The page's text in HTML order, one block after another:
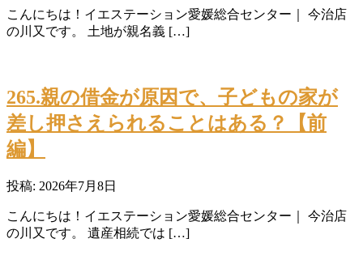
こんにちは！イエステーション愛媛総合センター｜ 今治店
の川又です。 土地が親名義 […]
265.親の借金が原因で、子どもの家が
差し押さえられることはある？【前
編】
投稿: 2026年7月8日
こんにちは！イエステーション愛媛総合センター｜ 今治店
の川又です。 遺産相続では […]